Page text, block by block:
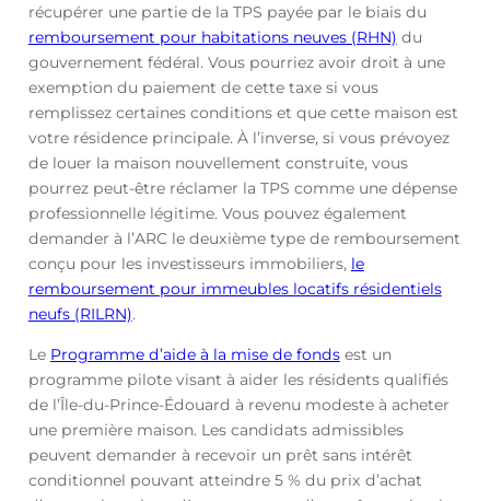
récupérer une partie de la TPS payée par le biais du
remboursement pour habitations neuves (RHN) du
gouvernement fédéral. Vous pourriez avoir droit à une
exemption du paiement de cette taxe si vous
remplissez certaines conditions et que cette maison est
votre résidence principale. À l’inverse, si vous prévoyez
de louer la maison nouvellement construite, vous
pourrez peut-être réclamer la TPS comme une dépense
professionnelle légitime. Vous pouvez également
demander à l’ARC le deuxième type de remboursement
conçu pour les investisseurs immobiliers, le
remboursement pour immeubles locatifs résidentiels
neufs (RILRN).
Le Programme d’aide à la mise de fondsest un
programme pilote visant à aider les résidents qualifiés
de l’Île-du-Prince-Édouard à revenu modeste à acheter
une première maison. Les candidats admissibles
peuvent demander à recevoir un prêt sans intérêt
conditionnel pouvant atteindre 5 % du prix d’achat